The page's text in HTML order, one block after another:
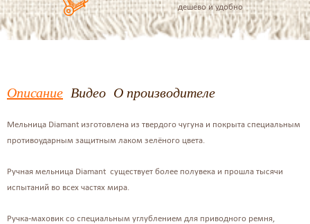
дешево и удобно
Описание Видео О производителе
Мельница Diamant изготовлена из твердого чугуна и покрыта специальным
противоударным защитным лаком зелёного цвета.
Ручная мельница Diamant существует более полувека и прошла тысячи
испытаний во всех частях мира.
Ручка-маховик со специальным углублением для приводного ремня,